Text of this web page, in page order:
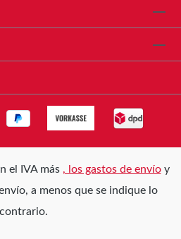
el IVA más , los gastos de envíoy
a menos que se indique lo
contrario.